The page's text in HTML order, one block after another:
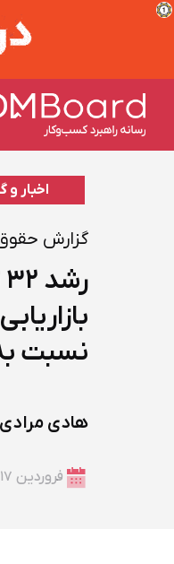
اخبار و
گزارش حقوق و
نسبت
هادی مرادی
فروردین ۱۷, ۱۴۰۵